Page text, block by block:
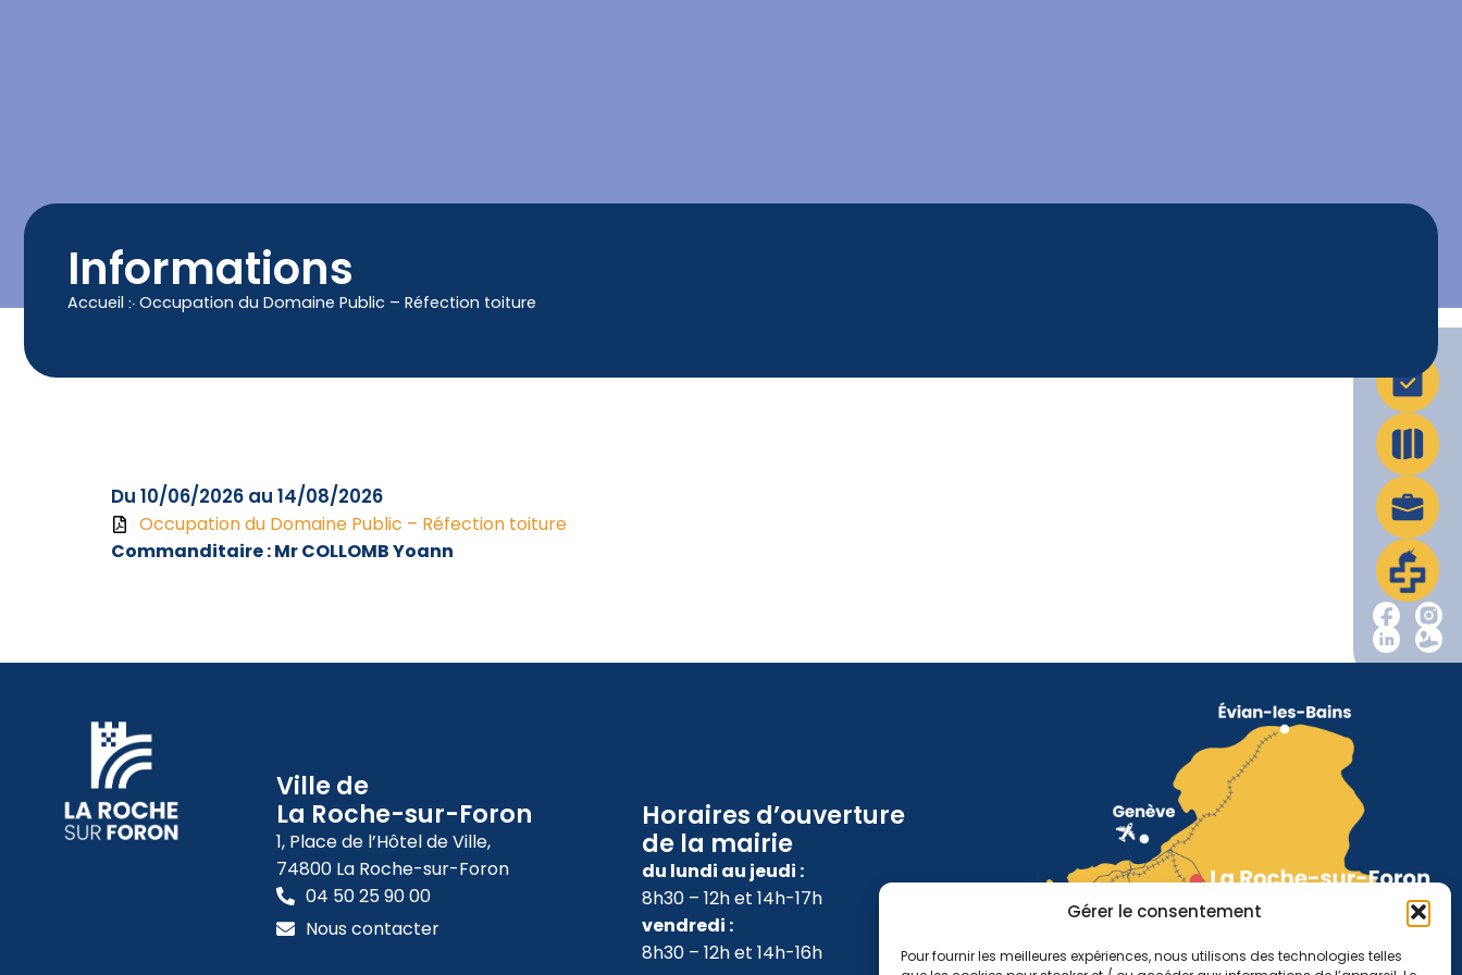
Gérer le consentement
Pour fournir les meilleures expériences, nous utilisons des technologies telles
Informations
Accueil ჻ Occupation du Domaine Public – Réfection toiture
Du 10/06/2026 au 14/08/2026
Occupation du Domaine Public – Réfection toiture
Commanditaire : Mr COLLOMB Yoann
Ville de
La Roche-sur-Foron
1, Place de l’Hôtel de Ville,
74800 La Roche-sur-Foron
04 50 25 90 00
Nous contacter
Horaires d’ouverture
de la mairie
du lundi au jeudi :
8h30 – 12h et 14h-17h
vendredi :
8h30 – 12h et 14h-16h